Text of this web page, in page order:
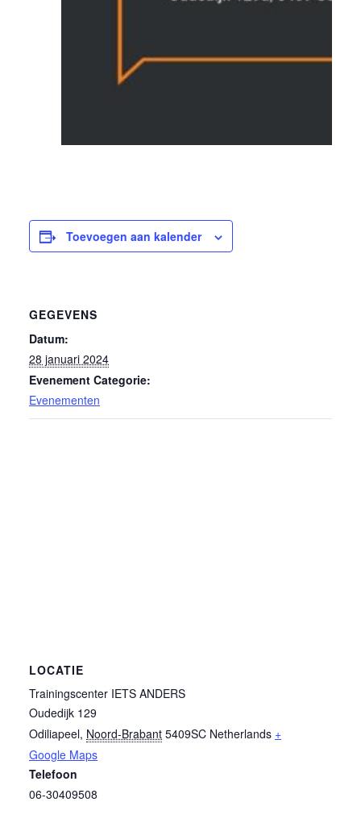
Toevoegen aan kalender
GEGEVENS
Datum:
28 januari 2024
Evenement Categorie:
Evenementen
LOCATIE
Trainingscenter IETS ANDERS
Oudedijk 129
Odiliapeel, Noord-Brabant 5409SC Netherlands +
Google Maps
Telefoon
06-30409508